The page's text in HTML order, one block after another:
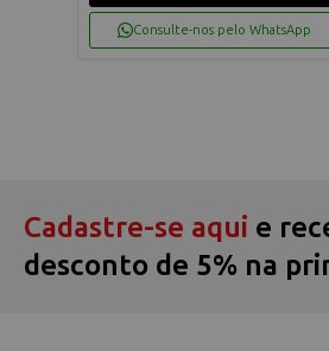
Consulte-nos pelo WhatsApp
Cadastre-se aqui e
desconto de 5% na